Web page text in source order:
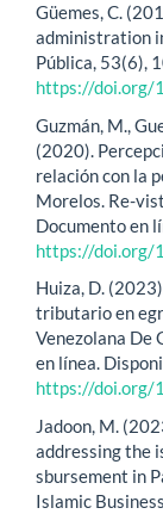
Güemes, C.
administration
Pública, 53(6),
https://
Guzmán, M.,
(2020).
relación con la
Morelos. Re-
Documento en
https://doi.org/
Huiza, D.
tributario en
Venezolana De
en línea.
https://doi.org/
Jadoon, M.
addressing the
sbursement in
Islamic